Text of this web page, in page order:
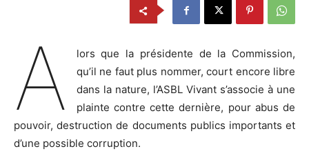
A
lors que la présidente de la Commission,
qu’il ne faut plus nommer, court encore libre
dans la nature, l’ASBL Vivant s’associe à une
plainte contre cette dernière, pour abus de
pouvoir, destruction de documents publics importants et
d’une possible corruption.